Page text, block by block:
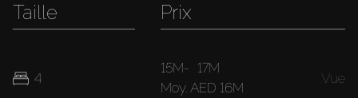
Taille
4
Prix
15M- 17M
Moy. AED 16M
Vue